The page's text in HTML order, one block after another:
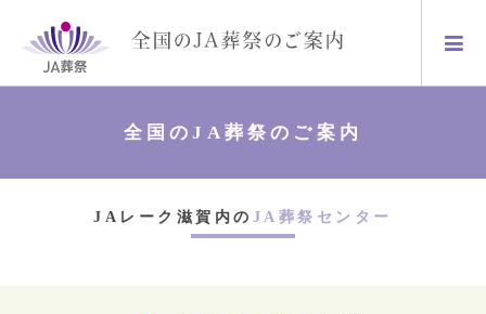
全国のJA葬祭のご案内
JAレーク滋賀内の JA葬祭センター